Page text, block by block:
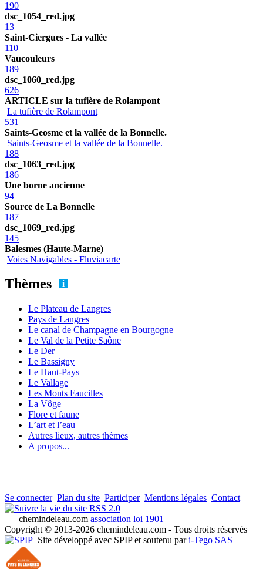
190
dsc_1054_red.jpg
13
Saint-Ciergues - La vallée
110
Vaucouleurs
189
dsc_1060_red.jpg
626
ARTICLE sur la tufière de Rolampont
La tufière de Rolampont
531
Saints-Geosme et la vallée de la Bonnelle.
Saints-Geosme et la vallée de la Bonnelle.
188
dsc_1063_red.jpg
186
Une borne ancienne
94
Source de La Bonnelle
187
dsc_1069_red.jpg
145
Balesmes (Haute-Marne)
Voies Navigables - Fluviacarte
Thèmes
Le Plateau de Langres
Pays de Langres
Le canal de Champagne en Bourgogne
Le Val de la Petite Saône
Le Der
Le Bassigny
Le Haut-Pays
Le Vallage
Les Monts Faucilles
La Vôge
Flore et faune
L’art et l’eau
Autres lieux, autres thèmes
A propos...
Se connecter Plan du site Participer Mentions légales Contact
RSS 2.0
chemindeleau.com association loi 1901
Copyright © 2013-2026 chemindeleau.com - Tous droits réservés
Site développé avec SPIP et soutenu pari-Tego SAS